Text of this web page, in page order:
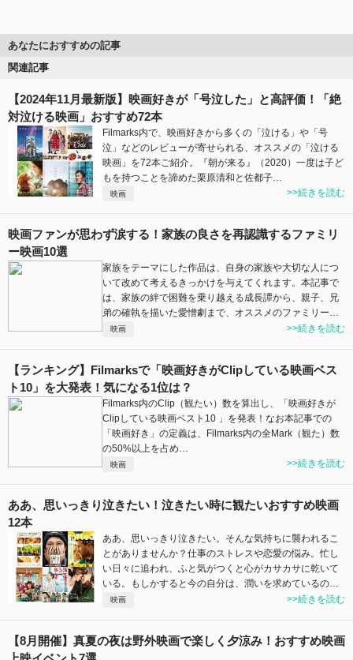
あなたにおすすめの記事
関連記事
【2024年11月最新版】映画好きが「号泣した」と高評価！「絶
対泣ける映画」おすすめ72本
Filmarks内で、映画好きから多くの「泣ける」や「号
泣」などのレビューが寄せられる、オススメの「泣ける
映画」を72本ご紹介。『朝が来る』（2020）一度は子ど
もを持つことを諦めた栗原清和と佐都子…
映画 >>続きを読む
映画ファンが思わず涙する！家族の良さを再認識するファミリ
ー映画10選
家族をテーマにした作品は、自身の家族や大切な人につ
いて改めて考えるきっかけを与えてくれます。本記事で
は、家族の絆で困難を乗り越える成長譚から、親子、兄
弟の確執を描いた愛憎劇まで、オススメのファミリー…
映画 >>続きを読む
【ランキング】Filmarksで「映画好きがClipしている映画ベス
ト10」を大発表！気になる1位は？
Filmarks内のClip（観たい）数を算出し、「映画好きが
Clipしている映画ベスト10 」を発表！なお本記事での
「映画好き」の定義は、Filmarks内の全Mark（観た）数
の50%以上を占め…
映画 >>続きを読む
ああ、思いっきり泣きたい！泣きたい時に観たいおすすめ映画
12本
ああ、思いっきり泣きたい。そんな気持ちに襲われるこ
とがありませんか？仕事のストレスや恋愛の悩み。忙し
い日々に追われ、ふと気がつくと心がカサカサに乾いて
いる。もしかすると今の自分は、潤いを求めているの…
映画 >>続きを読む
【8月開催】真夏の夜は野外映画で楽しく夕涼み！おすすめ映画